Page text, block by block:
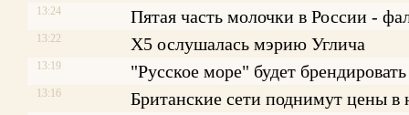
13:24 Пятая часть молочки в России -
13:22 X5 ослушалась мэрию Углича
13:19 "Русское море" будет
13:16 Британские сети поднимут цены